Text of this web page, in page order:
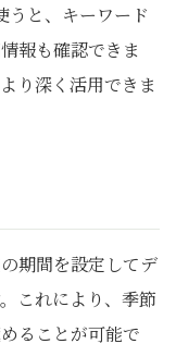
と、キーワード
報も確認できま
り深く活用できま
期間を設定してデ
これにより、季節
ることが可能で